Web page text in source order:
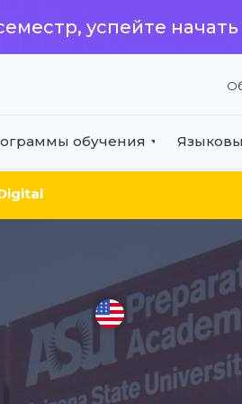
успейте
обучения
НА
УРОК!